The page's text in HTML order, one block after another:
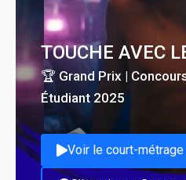
TOUCHE AVEC
🏆 Grand Prix |
Étudiant 2025
Voir le court-métrage